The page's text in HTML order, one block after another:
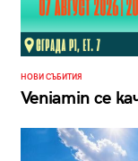
НОВИ СЪБИТИЯ
Veniamin се